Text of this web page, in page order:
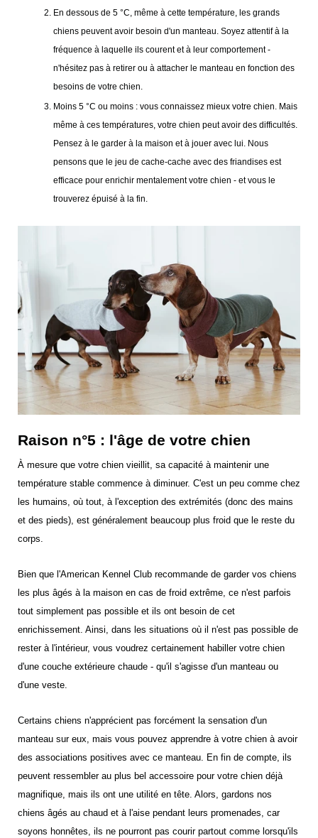
En dessous de 5 °C, même à cette température, les grands
chiens peuvent avoir besoin d'un manteau. Soyez attentif à la
fréquence à laquelle ils courent et à leur comportement -
n'hésitez pas à retirer ou à attacher le manteau en fonction des
besoins de votre chien.
Moins 5 °C ou moins : vous connaissez mieux votre chien. Mais
même à ces températures, votre chien peut avoir des difficultés.
Pensez à le garder à la maison et à jouer avec lui. Nous
pensons que le jeu de cache-cache avec des friandises est
efficace pour enrichir mentalement votre chien - et vous le
trouverez épuisé à la fin.
Raison n°5 : l'âge de votre chien
À mesure que votre chien vieillit, sa capacité à maintenir une
température stable commence à diminuer. C'est un peu comme chez
les humains, où tout, à l'exception des extrémités (donc des mains
et des pieds), est généralement beaucoup plus froid que le reste du
corps.
Bien que l'American Kennel Club recommande de garder vos chiens
les plus âgés à la maison en cas de froid extrême, ce n'est parfois
tout simplement pas possible et ils ont besoin de cet
enrichissement. Ainsi, dans les situations où il n'est pas possible de
rester à l'intérieur, vous voudrez certainement habiller votre chien
d'une couche extérieure chaude - qu'il s'agisse d'un manteau ou
d'une veste.
Certains chiens n'apprécient pas forcément la sensation d'un
manteau sur eux, mais vous pouvez apprendre à votre chien à avoir
des associations positives avec ce manteau. En fin de compte, ils
peuvent ressembler au plus bel accessoire pour votre chien déjà
magnifique, mais ils ont une utilité en tête. Alors, gardons nos
chiens âgés au chaud et à l'aise pendant leurs promenades, car
soyons honnêtes, ils ne pourront pas courir partout comme lorsqu'ils